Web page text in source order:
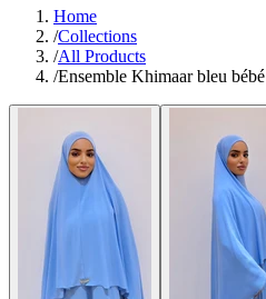
Home
/Collections
/All Products
/Ensemble Khimaar bleu bébé